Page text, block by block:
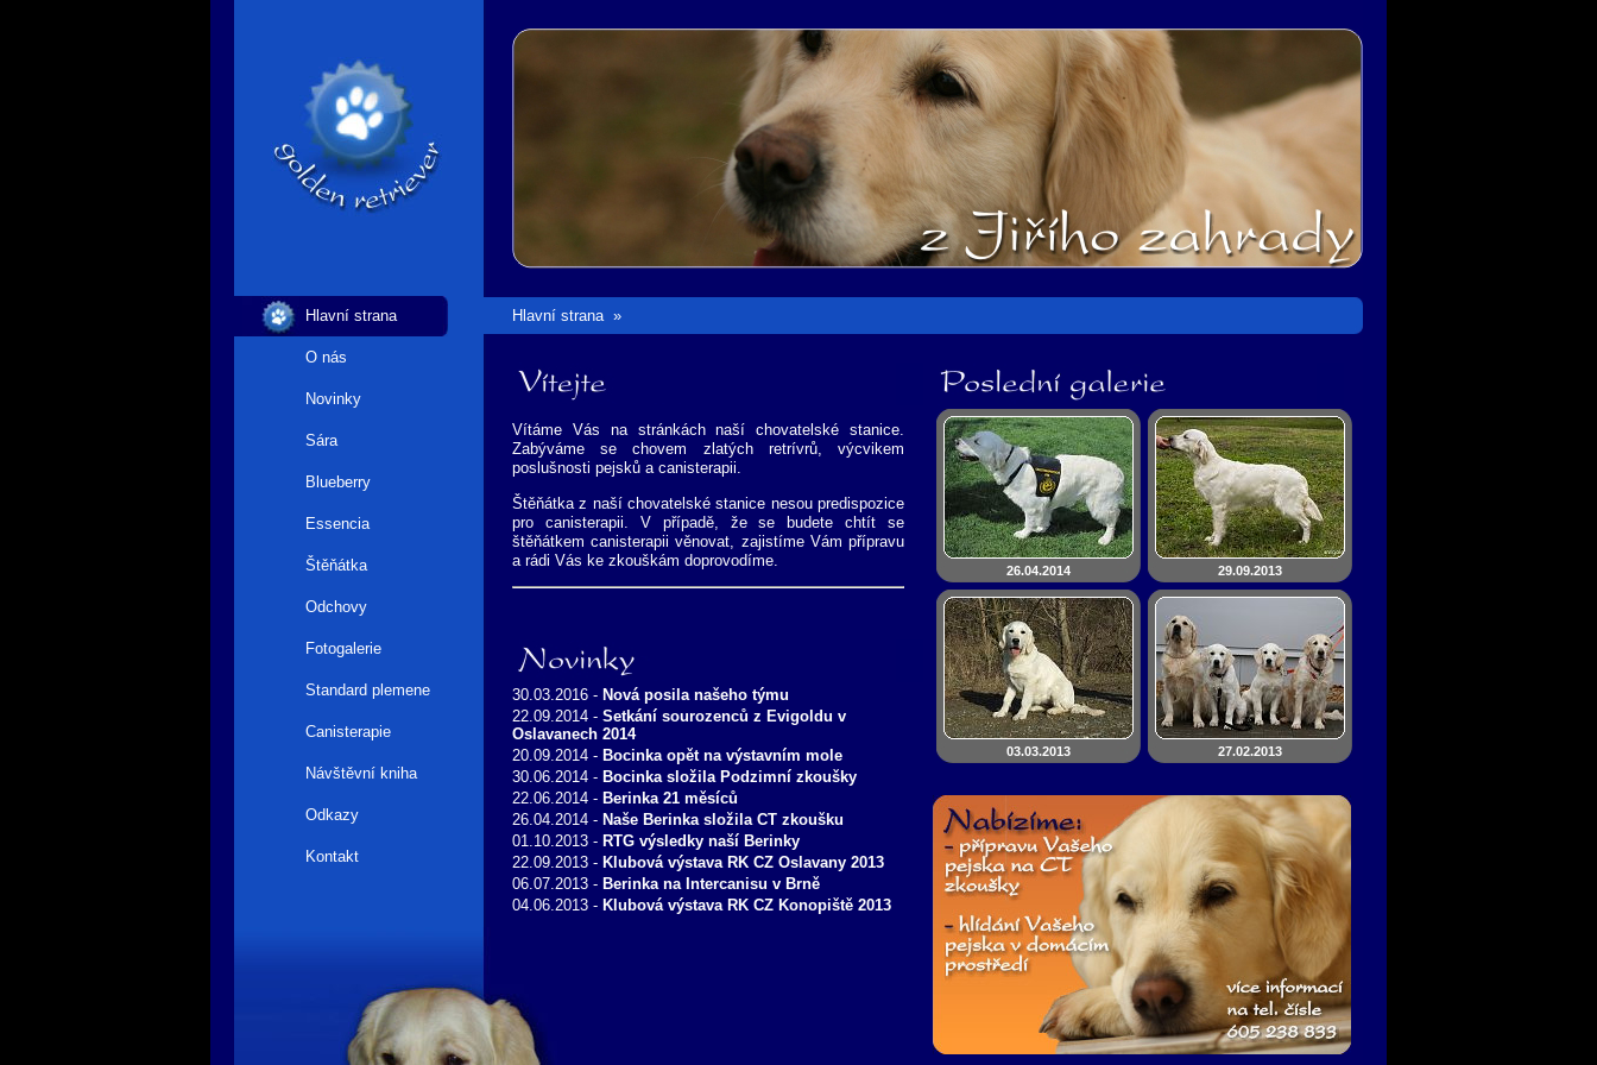
Hlavní strana
O nás
Novinky
Sára
Blueberry
Essencia
Štěňátka
Odchovy
Fotogalerie
Standard plemene
Canisterapie
Návštěvní kniha
Odkazy
Kontakt
Hlavní strana»
Vítejte
Vítáme Vás na stránkách naší chovatelské stanice.
Zabýváme se chovem zlatých retrívrů, výcvikem
poslušnosti pejsků a canisterapii.
Štěňátka z naší chovatelské stanice nesou predispozice
pro canisterapii. V případě, že se budete chtít se
štěňátkem canisterapii věnovat, zajistíme Vám přípravu
a rádi Vás ke zkouškám doprovodíme.
Novinky
30.03.2016 - Nová posila našeho týmu
22.09.2014 - Setkání sourozenců z Evigoldu v
Oslavanech 2014
20.09.2014 - Bocinka opět na výstavním mole
30.06.2014 - Bocinka složila Podzimní zkoušky
22.06.2014 - Berinka 21 měsíců
26.04.2014 - Naše Berinka složila CT zkoušku
01.10.2013 - RTG výsledky naší Berinky
22.09.2013 - Klubová výstava RK CZ Oslavany 2013
06.07.2013 - Berinka na Intercanisu v Brně
04.06.2013 - Klubová výstava RK CZ Konopiště 2013
Poslední galerie
26.04.2014 29.09.2013
03.03.2013 27.02.2013